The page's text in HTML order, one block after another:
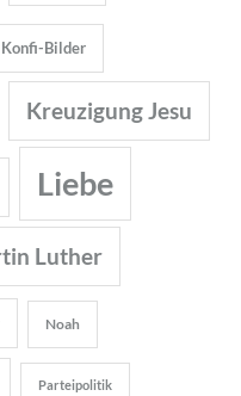
Konfi-Bilder
Kreuzigung Jesu
Liebe
Luther
Noah
Parteipolitik